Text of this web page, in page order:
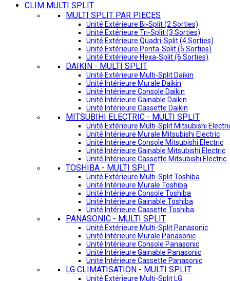
CLIM MULTI SPLIT
MULTI SPLIT PAR PIECES
Unité Extérieure Bi-Split (2 Sorties)
Unité Extérieure Tri-Split (3 Sorties)
Unité Extérieure Quadri-Split (4 Sorties)
Unité Extérieure Penta-Split (5 Sorties)
Unité Extérieure Hexa-Split (6 Sorties)
DAIKIN - MULTI SPLIT
Unité Extérieure Multi-Split Daikin
Unité Intérieure Murale Daikin
Unité Intérieure Console Daikin
Unité Intérieure Gainable Daikin
Unité Intérieure Cassette Daikin
MITSUBIHI ELECTRIC - MULTI SPLIT
Unité Extérieure Multi-Split Mitsubishi
Unité Intérieure Murale Mitsubishi Electric
Unité Intérieure Console Mitsubishi Electric
Unité Intérieure Gainable Mitsubishi Electric
Unité Intérieure Cassette Mitsubishi Electric
TOSHIBA - MULTI SPLIT
Unité Extérieure Multi-Split Toshiba
Unité Intérieure Murale Toshiba
Unité Intérieure Console Toshiba
Unité Intérieure Gainable Toshiba
Unité Intérieure Cassette Toshiba
PANASONIC - MULTI SPLIT
Unité Extérieure Multi-Split Panasonic
Unité Intérieure Murale Panasonic
Unité Intérieure Console Panasonic
Unité Intérieure Gainable Panasonic
Unité Intérieure Cassette Panasonic
LG CLIMATISATION - MULTI SPLIT
Unité Extérieure Multi-Split LG